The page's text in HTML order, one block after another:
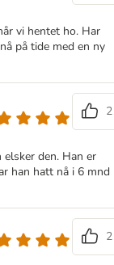
vi hentet ho. Har
på tide med en ny
2
den. Han er
han hatt nå i 6 mnd
2